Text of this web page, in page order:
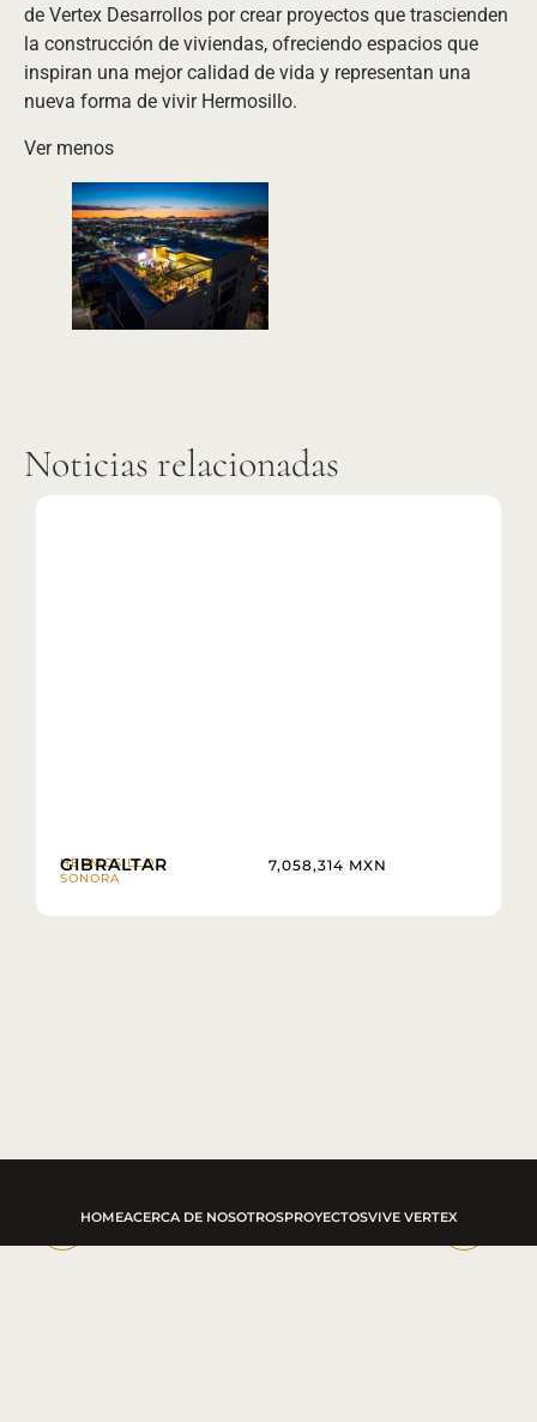
de Vertex Desarrollos por crear proyectos que trascienden
la construcción de viviendas, ofreciendo espacios que
inspiran una mejor calidad de vida y representan una
nueva forma de vivir Hermosillo.
Ver menos
Noticias relacionadas
HERMOSILLO,
SONORA
GIBRALTAR 7,058,314 MXN
HOMEACERCA DE NOSOTROSPROYECTOSVIVE VERTEX